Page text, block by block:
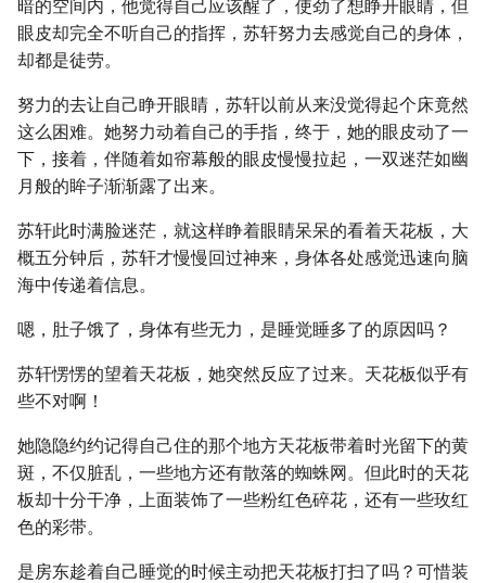
暗的空间内，他觉得自己应该醒了，使劲了想睁开眼睛，但
眼皮却完全不听自己的指挥，苏轩努力去感觉自己的身体，
却都是徒劳。
努力的去让自己睁开眼睛，苏轩以前从来没觉得起个床竟然
这么困难。她努力动着自己的手指，终于，她的眼皮动了一
下，接着，伴随着如帘幕般的眼皮慢慢拉起，一双迷茫如幽
月般的眸子渐渐露了出来。
苏轩此时满脸迷茫，就这样睁着眼睛呆呆的看着天花板，大
概五分钟后，苏轩才慢慢回过神来，身体各处感觉迅速向脑
海中传递着信息。
嗯，肚子饿了，身体有些无力，是睡觉睡多了的原因吗？
苏轩愣愣的望着天花板，她突然反应了过来。天花板似乎有
些不对啊！
她隐隐约约记得自己住的那个地方天花板带着时光留下的黄
斑，不仅脏乱，一些地方还有散落的蜘蛛网。但此时的天花
板却十分干净，上面装饰了一些粉红色碎花，还有一些玫红
色的彩带。
是房东趁着自己睡觉的时候主动把天花板打扫了吗？可惜装